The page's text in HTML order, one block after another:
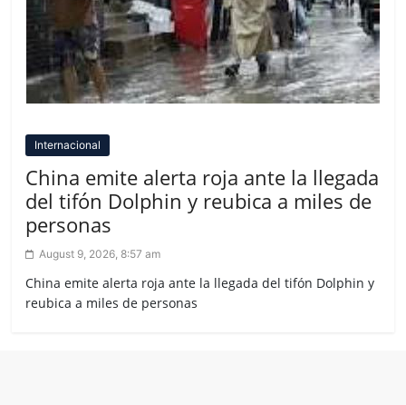
Internacional
China emite alerta roja ante la llegada
del tifón Dolphin y reubica a miles de
personas
August 9, 2026, 8:57 am
China emite alerta roja ante la llegada del tifón Dolphin y
reubica a miles de personas